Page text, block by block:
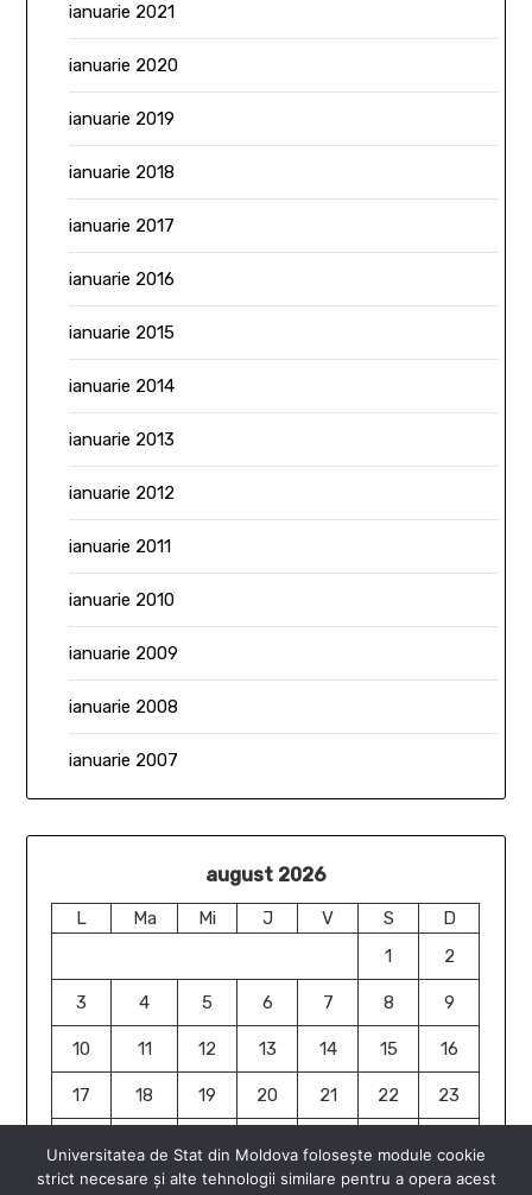
ianuarie 2021
ianuarie 2020
ianuarie 2019
ianuarie 2018
ianuarie 2017
ianuarie 2016
ianuarie 2015
ianuarie 2014
ianuarie 2013
ianuarie 2012
ianuarie 2011
ianuarie 2010
ianuarie 2009
ianuarie 2008
ianuarie 2007
august 2026
L Ma Mi J V S
D
1
2
3 4 5 6 7 8 9
10 11 12 13 14 15 16
17 18 19 20 21 22 23
31
Universitatea de Stat din Moldova folosește module cookie
strict necesare și alte tehnologii similare pentru a opera acest